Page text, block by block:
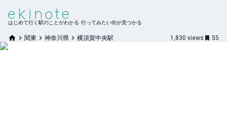
はじめて行く駅のことがわかる 行ってみたい街が見つかる
関東 神奈川県 横須賀中央駅 1,830 views 55